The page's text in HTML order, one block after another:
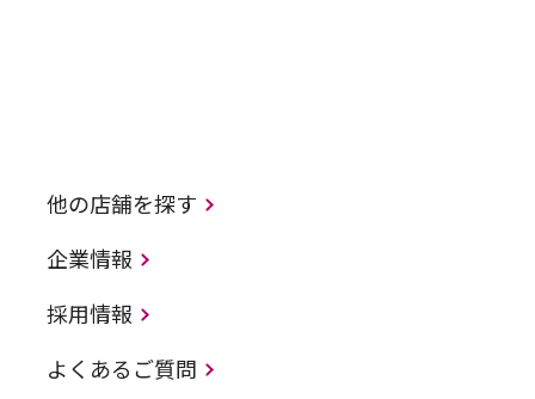
他の店舗を探す
企業情報
採用情報
よくあるご質問